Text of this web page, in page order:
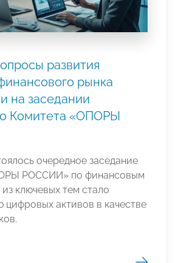
развития
рынка
на заседании
Комитета «ОПОРЫ
очередное заседание
РОССИИ» по финансовым
ключевых тем стало
цифровых активов в качестве